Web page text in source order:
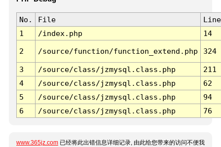
No. File
Line
1
/index.php 14
2 /source/function/function_extend.php 324
3 /source/class/jzmysql.class.php
211
4
/source/class/jzmysql.class.php
62
5
/source/class/jzmysql.class.php
94
6
/source/class/jzmysql.class.php 76
www.365jz.com 已经将此出错信息详细记录, 由此给您带来的访问不便我